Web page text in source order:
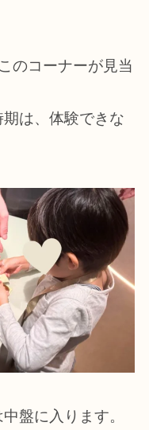
のコーナーが見当
は、体験できな
盤に入ります。